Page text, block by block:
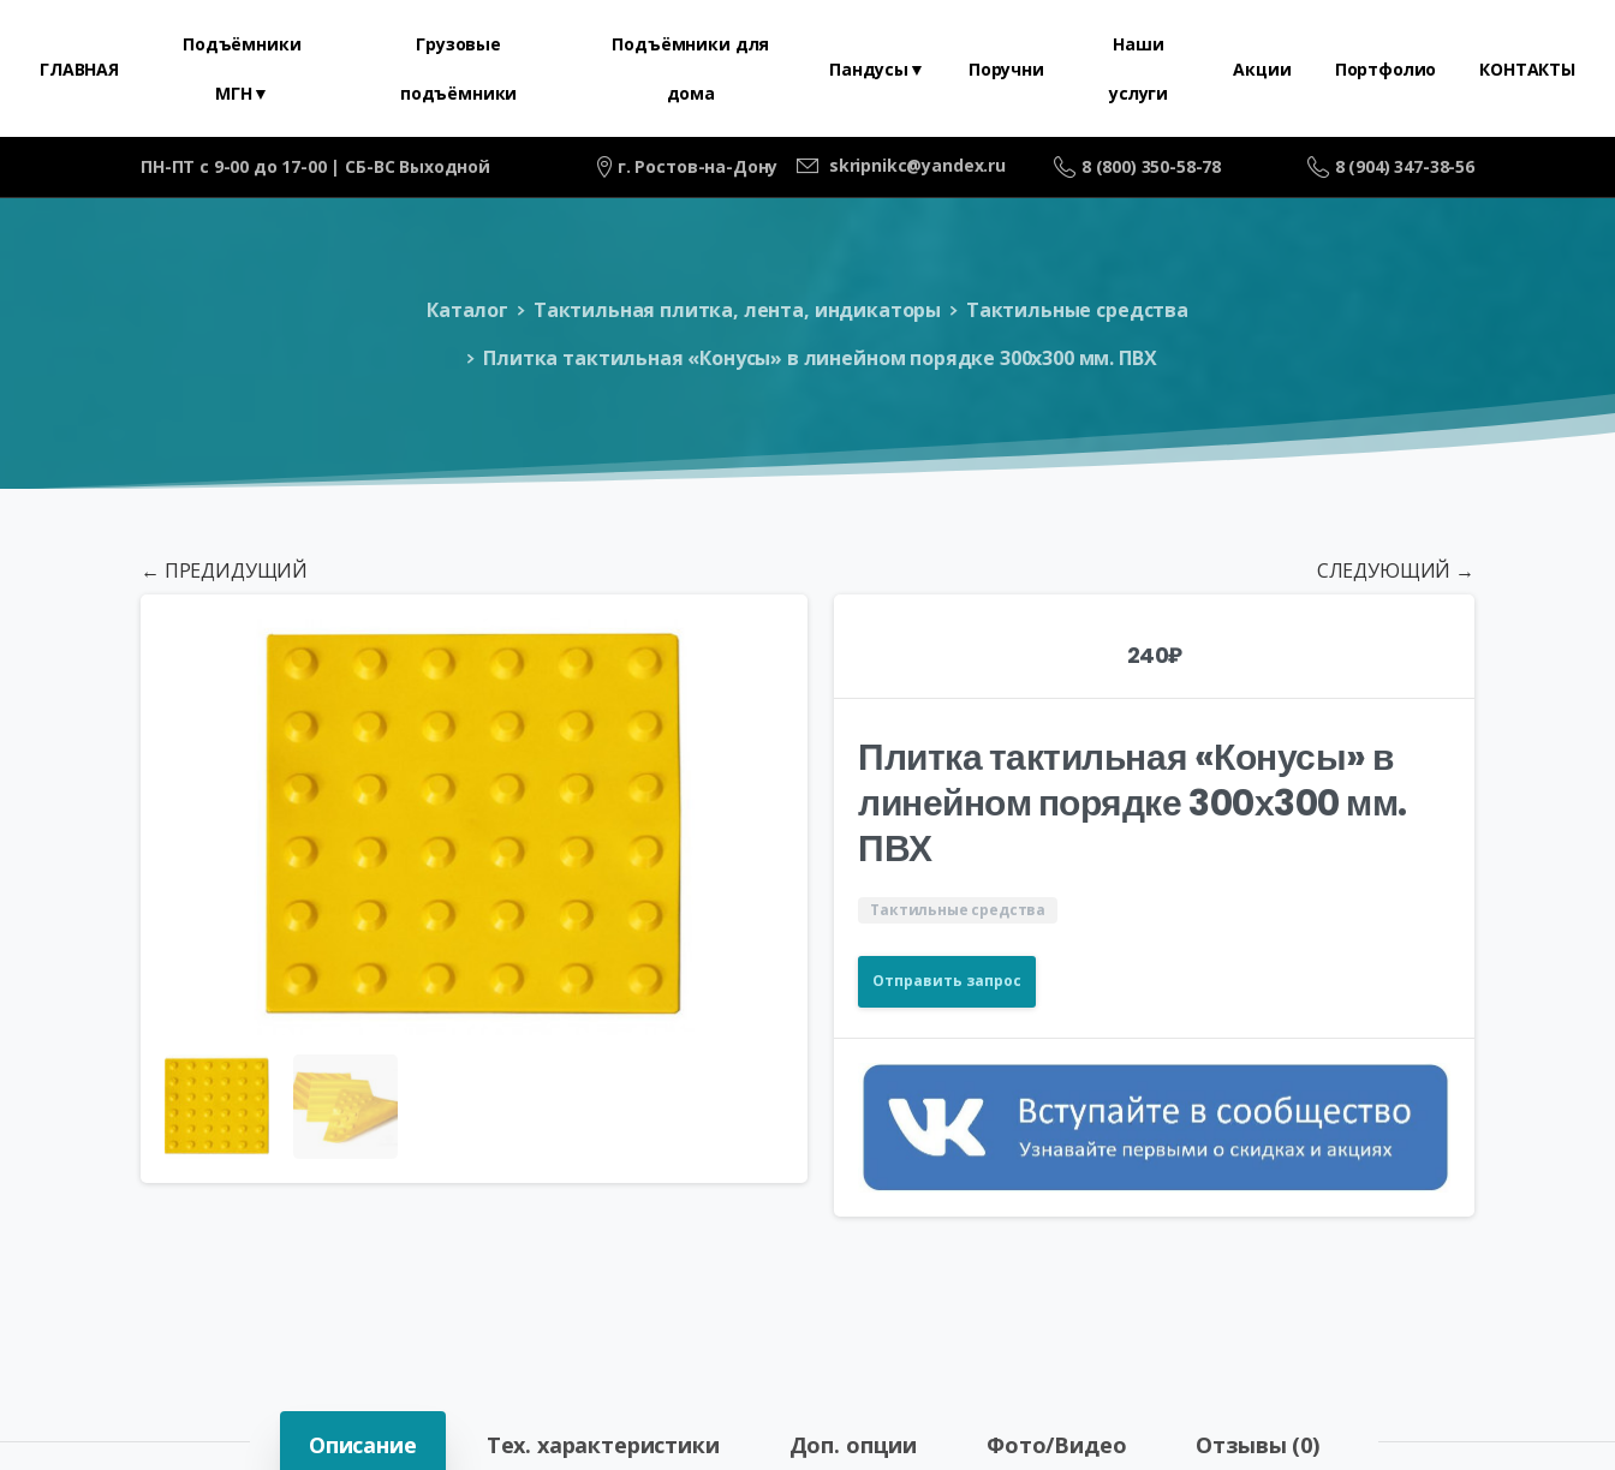
ГЛАВНАЯ
Подъёмники
МГН▼
Грузовые
подъёмники
Подъёмники для
дома
Пандусы▼ Поручни
Наши
услуги
Акции Портфолио КОНТАКТЫ
ПН-ПТ с 9-00 до 17-00 | СБ-ВС Выходной г. Ростов-на-Дону skripnikc@yandex.ru 8 (800) 350-58-78 8 (904) 347-38-56
Каталог Тактильная плитка, лента, индикаторы
Тактильные средства
Плитка тактильная «Конусы» в линейном порядке 300х300 мм. ПВХ
← ПРЕДИДУЩИЙ СЛЕДУЮЩИЙ →
240₽
Плитка тактильная «Конусы» в
линейном порядке 300х300 мм.
ПВХ
Тактильные средства
Отправить запрос
Описание Тех. характеристики Доп. опции Фото/Видео Отзывы (0)